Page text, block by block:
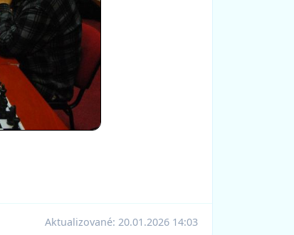
Aktualizované: 20.01.2026 14:03